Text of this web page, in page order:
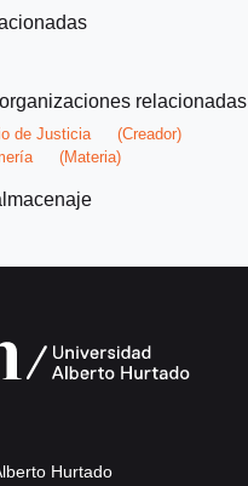
relacionadas
de Justicia
(Creador)
(Materia)
Hurtado